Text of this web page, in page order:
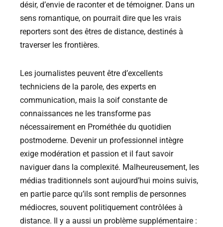
désir, d’envie de raconter et de témoigner. Dans un
sens romantique, on pourrait dire que les vrais
reporters sont des êtres de distance, destinés à
traverser les frontières.
Les journalistes peuvent être d’excellents
techniciens de la parole, des experts en
communication, mais la soif constante de
connaissances ne les transforme pas
nécessairement en Prométhée du quotidien
postmoderne. Devenir un professionnel intègre
exige modération et passion et il faut savoir
naviguer dans la complexité. Malheureusement, les
médias traditionnels sont aujourd’hui moins suivis,
en partie parce qu’ils sont remplis de personnes
médiocres, souvent politiquement contrôlées à
distance. Il y a aussi un problème supplémentaire :